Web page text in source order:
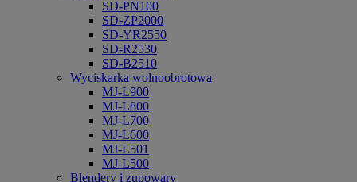
SD-PN100
SD-ZP2000
SD-YR2550
SD-R2530
SD-B2510
Wyciskarka wolnoobrotowa
MJ-L900
MJ-L800
MJ-L700
MJ-L600
MJ-L501
MJ-L500
Blendery i zupowary